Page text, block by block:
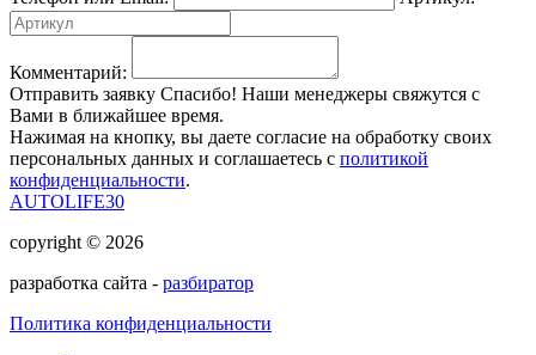
Комментарий:
Отправить заявку Спасибо! Наши менеджеры свяжутся с
Вами в ближайшее время.
Нажимая на кнопку, вы даете согласие на обработку своих
персональных данных и соглашаетесь с политикой
конфиденциальности.
AUTOLIFE30
copyright © 2026
разработка сайта - разбиратор
Политика конфиденциальности